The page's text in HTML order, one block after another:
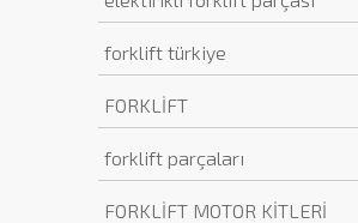
forklift türkiye
FORKLİFT
forklift parçaları
FORKLİFT MOTOR KİTLERİ